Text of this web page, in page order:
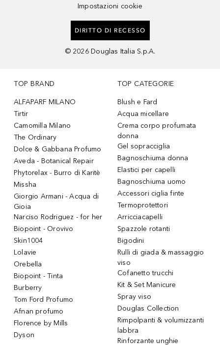
Impostazioni cookie
DIRITTO DI RECESSO
© 2026 Douglas Italia S.p.A.
TOP BRAND
ALFAPARF MILANO
Tirtir
Camomilla Milano
The Ordinary
Dolce & Gabbana Profumo
Aveda - Botanical Repair
Phytorelax - Burro di Karitè
Missha
Giorgio Armani - Acqua di
Gioia
Narciso Rodriguez - for her
Biopoint - Orovivo
Skin1004
Lolavie
Orebella
Biopoint - Tinta
Burberry
Tom Ford Profumo
Afnan profumo
Florence by Mills
Dyson
TOP CATEGORIE
Blush e Fard
Acqua micellare
Crema corpo profumata
donna
Gel sopracciglia
Bagnoschiuma donna
Elastici per capelli
Bagnoschiuma uomo
Accessori ciglia finte
Termoprotettori
Arricciacapelli
Spazzole rotanti
Bigodini
Rulli di giada & massaggio
viso
Cofanetto trucchi
Kit & Set Manicure
Spray viso
Douglas Collection
Rimpolpanti & volumizzanti
labbra
Rinforzante unghie